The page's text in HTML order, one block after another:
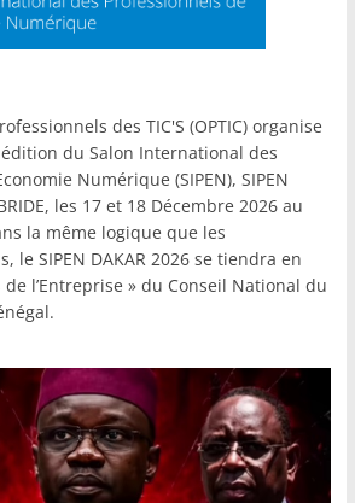
des TIC'S (OPTIC) organise
du Salon International des
Numérique (SIPEN), SIPEN
les 17 et 18 Décembre 2026 au
la même logique que les
le SIPEN DAKAR 2026 se tiendra en
de l’Entreprise » du Conseil National du